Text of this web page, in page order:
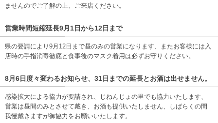
ませんのでご了解の上、ご来店ください。
営業時間短縮延長9月1日から12日まで
県の要請により9月12日まで昼のみの営業になります、またお客様には入
店時の手指消毒徹底と食事後のマスク着用は必ずお守りください。
8月6日度々変わるお知らせ、31日までの延長とお酒は出せません。
感染拡大による協力が要請され、じねんじょの里でも協力いたします、
営業は昼間のみとさせて戴き、お酒も提供いたしません、しばらくの間
我慢戴きますが御協力をお願いいたします。